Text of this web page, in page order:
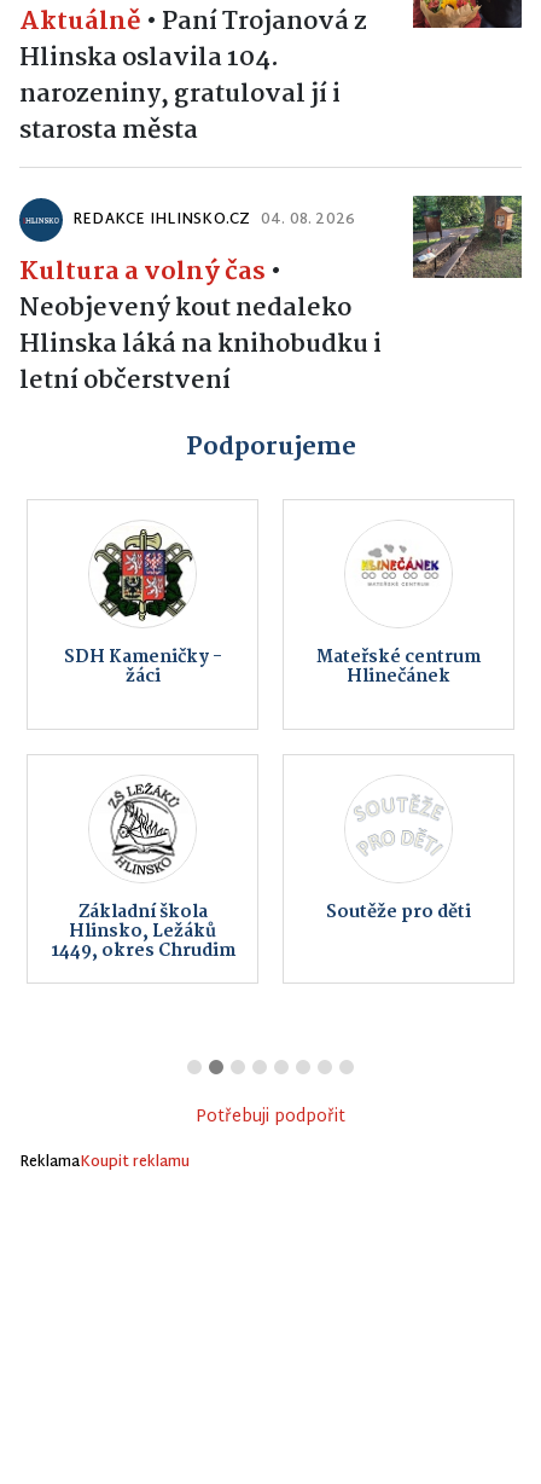
Aktuálně • Paní Trojanová z
Hlinska oslavila 104.
narozeniny, gratuloval jí i
starosta města
REDAKCE IHLINSKO.CZ 04. 08. 2026
Kultura a volný čas •
Neobjevený kout nedaleko
Hlinska láká na knihobudku i
letní občerstvení
Podporujeme
SDH Kameničky -
žáci
Mateřské centrum
Hlinečánek
Základní škola
Hlinsko, Ležáků
1449, okres Chrudim
Soutěže pro děti
Potřebuji podpořit
ReklamaKoupit reklamu